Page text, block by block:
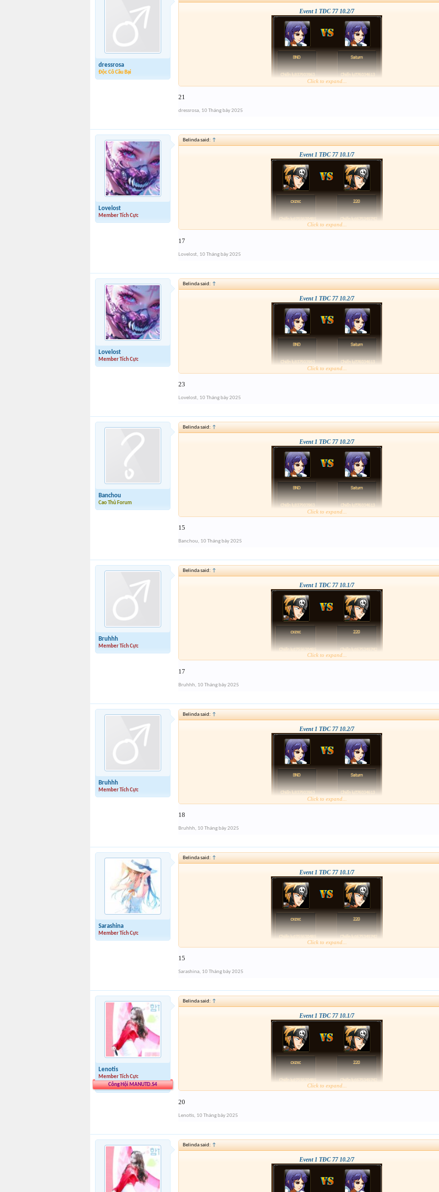
dressrosa
Độc Cô Cầu Bại
Event 1 TĐC 77 10.2/7
Click to expand...
21
dressrosa, 10 Tháng bảy 2025
Lovelost
Member Tích Cực
Belinda said: ↑
Event 1 TĐC 77 10.1/7
Click to expand...
17
Lovelost, 10 Tháng bảy 2025
Lovelost
Member Tích Cực
Belinda said: ↑
Event 1 TĐC 77 10.2/7
Click to expand...
23
Lovelost, 10 Tháng bảy 2025
Banchou
Cao Thủ Forum
Belinda said: ↑
Event 1 TĐC 77 10.2/7
Click to expand...
15
Banchou, 10 Tháng bảy 2025
Bruhhh
Member Tích Cực
Belinda said: ↑
Event 1 TĐC 77 10.1/7
Click to expand...
17
Bruhhh, 10 Tháng bảy 2025
Bruhhh
Member Tích Cực
Belinda said: ↑
Event 1 TĐC 77 10.2/7
Click to expand...
18
Bruhhh, 10 Tháng bảy 2025
Sarashina
Member Tích Cực
Belinda said: ↑
Event 1 TĐC 77 10.1/7
Click to expand...
15
Sarashina, 10 Tháng bảy 2025
Lenotis
Member Tích Cực
Công Hội MANUTD.S4
Belinda said: ↑
Event 1 TĐC 77 10.1/7
Click to expand...
20
Lenotis, 10 Tháng bảy 2025
Belinda said: ↑
Event 1 TĐC 77 10.2/7